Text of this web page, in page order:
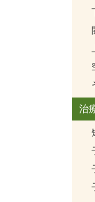
治